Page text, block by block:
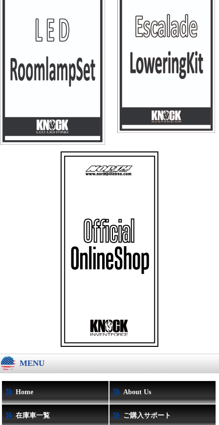
MENU
Home About Us
在庫車一覧 ご購入サポート